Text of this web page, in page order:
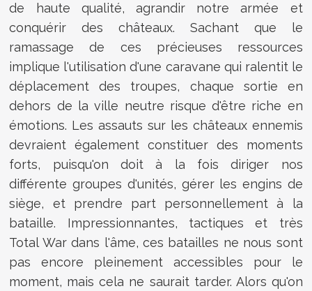
de haute qualité, agrandir notre armée et
conquérir des châteaux. Sachant que le
ramassage de ces précieuses ressources
implique l'utilisation d'une caravane qui ralentit le
déplacement des troupes, chaque sortie en
dehors de la ville neutre risque d'être riche en
émotions. Les assauts sur les châteaux ennemis
devraient également constituer des moments
forts, puisqu'on doit à la fois diriger nos
différente groupes d'unités, gérer les engins de
siège, et prendre part personnellement à la
bataille. Impressionnantes, tactiques et très
Total War dans l'âme, ces batailles ne nous sont
pas encore pleinement accessibles pour le
moment, mais cela ne saurait tarder. Alors qu'on